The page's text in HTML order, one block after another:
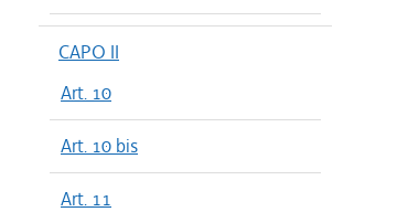
CAPO II
Art. 10
Art. 10 bis
Art. 11